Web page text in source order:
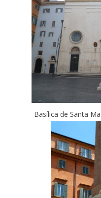
Basílica de Santa